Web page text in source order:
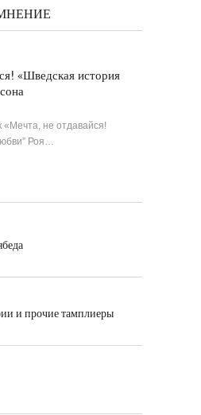
«Шведская история
не отдавайся!
Роя…
и прочие тамплиеры